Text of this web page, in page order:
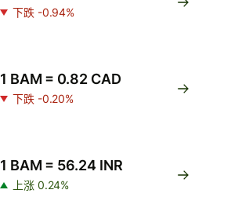
下跌 -0.94%
1 BAM = 0.82 CAD
下跌 -0.20%
1 BAM = 56.24 INR
上涨 0.24%